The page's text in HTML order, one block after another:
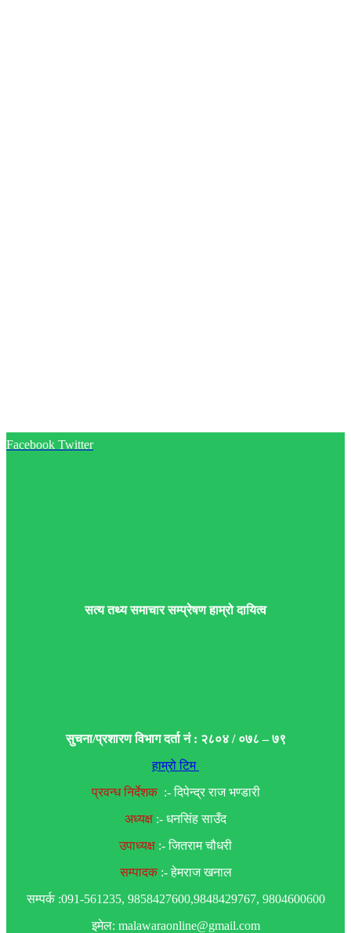
Facebook Twitter
सत्य तथ्य समाचार सम्प्रेषण हाम्रो दायित्व
सुचना/प्रशारण विभाग दर्ता नं : २८०४ / ०७८ – ७९
हाम्रो टिम
प्रवन्ध निर्देशक:- दिपेन्द्र राज भण्डारी
अध्यक्ष :- धनसिंह साउँद
उपाध्यक्ष :- जितराम चौधरी
सम्पादक:- हेमराज खनाल
सम्पर्क :091-561235, 9858427600,9848429767, 9804600600
इमेल: malawaraonline@gmail.com